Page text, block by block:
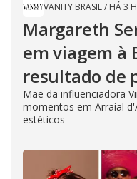
VANITY BRASIL/ HÁ 3
Margareth
em viagem à
resultado de
Mãe da influenciadora
momentos em Arraial
estéticos